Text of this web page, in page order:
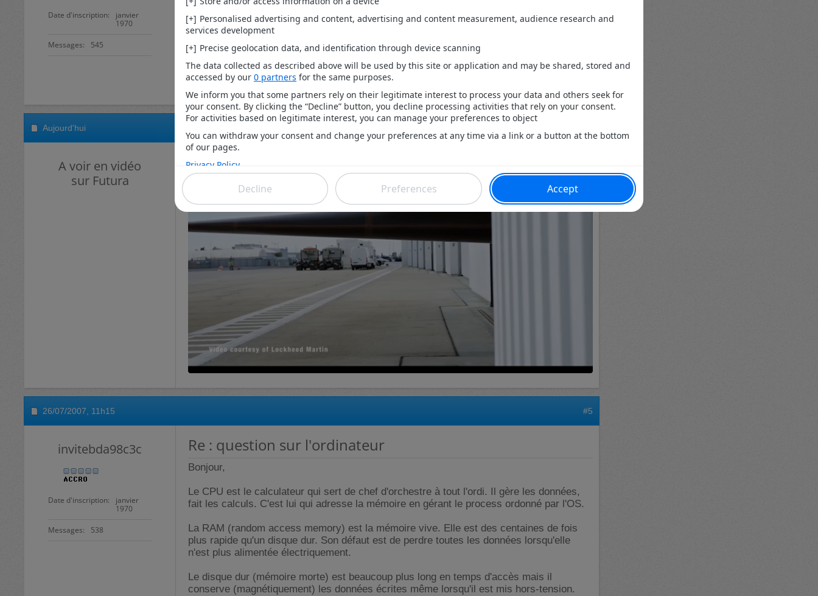
Date d'inscription
janvier
1970
Messages 545
merci
Aujourd'hui
A voir en vidéo
sur Futura
26/07/2007, 11h15 #5
invitebda98c3c
Date d'inscription
janvier
1970
Messages 538
Re : question sur l'ordinateur
Bonjour,
Le CPU est le calculateur qui sert de chef d'orchestre à tout l'ordi. Il gère les données,
fait les calculs. C'est lui qui adresse la mémoire en gérant le process ordonné par l'OS.
La RAM (random access memory) est la mémoire vive. Elle est des centaines de fois
plus rapide qu'un disque dur. Son défaut est de perdre toutes les données lorsqu'elle
n'est plus alimentée électriquement.
Le disque dur (mémoire morte) est beaucoup plus long en temps d'accès mais il
conserve (magnétiquement) les données écrites même lorsqu'il est mis hors-tension.